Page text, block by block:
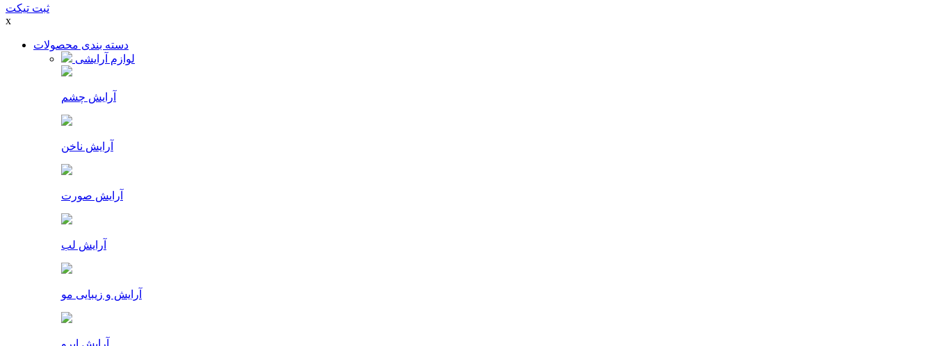
ثبت تیکت
x
دسته بندی محصولات
لوازم آرایشی
آرایش چشم
آرایش ناخن
آرایش صورت
آرایش لب
آرایش و زیبایی مو
آرایش ابرو